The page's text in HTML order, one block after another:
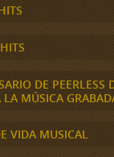
DE PEERLESS
MÚSICA
VIDA MUSICAL